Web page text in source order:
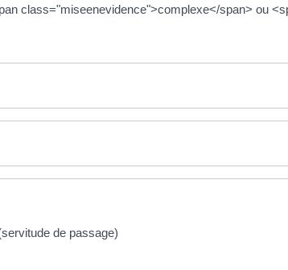
class="miseenevidence">complexe</span> ou
de passage)